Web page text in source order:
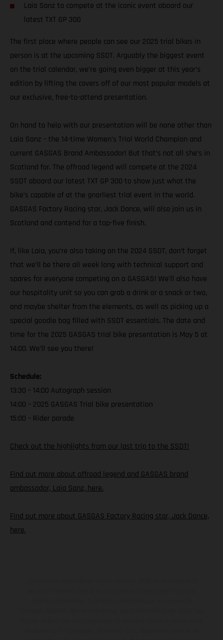
Laia Sanz to compete at the iconic event aboard our
latest TXT GP 300
The first place where people can see our 2025 trial bikes in
person is at the upcoming SSDT. Arguably the biggest event
on the trial calendar, we’re going even bigger at this year’s
edition by lifting the covers off of our most popular models at
our exclusive, free-to-attend presentation.
On hand to help with our presentation will be none other than
Laia Sanz – the 14-time Women's Trial World Champion and
current GASGAS Brand Ambassador! But that’s not all she’s in
Scotland for. The offroad legend will compete at the 2024
SSDT aboard our latest TXT GP 300 to show just what the
bike’s capable of at the gnarliest trial event in the world.
GASGAS Factory Racing star, Jack Dance, will also join us in
Scotland and contend for a top-five finish.
If, like Laia, you’re also taking on the 2024 SSDT, don’t forget
that we’ll be there all week long with technical support and
spares for everyone competing on a GASGAS! We’ll also have
our hospitality unit so you can grab a drink or a snack or two,
and maybe shelter from the elements, as well as picking up a
special goodie bag filled with SSDT essentials. The date and
time for the 2025 GASGAS trial bike presentation is May 5 at
14:00. We’ll see you there!
Schedule:
13:30 – 14:00 Autograph session
14:00 – 2025 GASGAS Trial bike presentation
15:00 – Rider parade
Check out the highlights from our last trip to the SSDT!
Find out more about offroad legend and GASGAS brand
ambassador, Laia Sanz, here.
Find out more about GASGAS Factory Racing star, Jack Dance,
here.